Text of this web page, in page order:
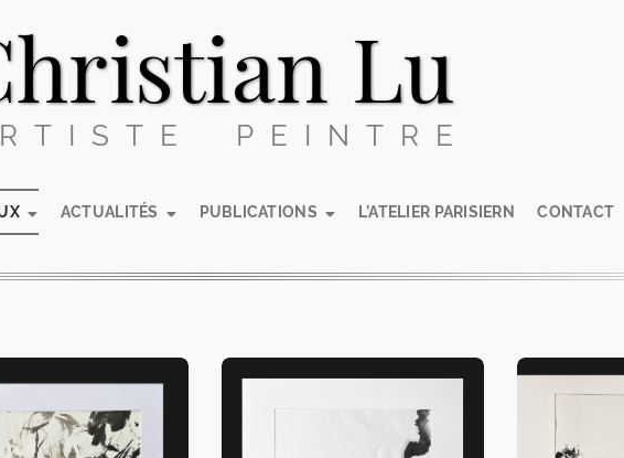
Lu
PEINTRE
ACTUALITÉS PUBLICATIONS L’ATELIER PARISIERN CONTACT